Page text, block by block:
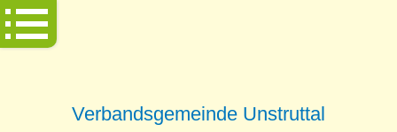
Verbandsgemeinde Unstruttal